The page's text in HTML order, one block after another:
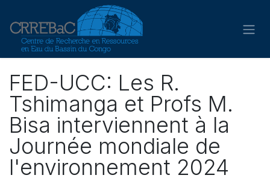
FED-UCC: Les R.
Tshimanga et Profs M.
Bisa interviennent à la
Journée mondiale de
l'environnement 2024